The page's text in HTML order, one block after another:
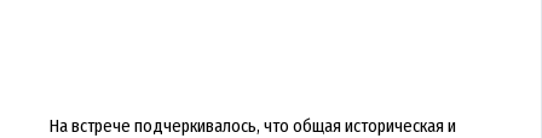
На встрече подчеркивалось, что общая историческая и